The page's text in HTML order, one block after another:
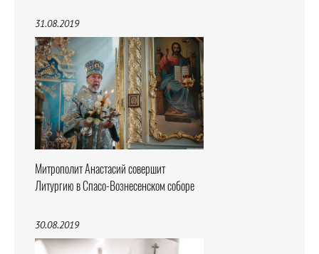
31.08.2019
Митрополит Анастасий совершит
Литургию в Спасо-Вознесенском соборе
30.08.2019